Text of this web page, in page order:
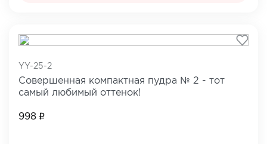
YY-25-2
Совершенная компактная пудра № 2 - тот
самый любимый оттенок!
998